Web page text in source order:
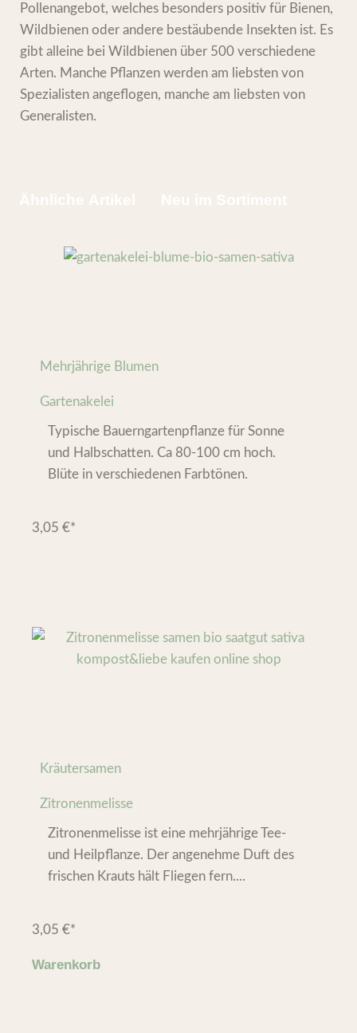
Pollenangebot, welches besonders positiv für Bienen,
Wildbienen oder andere bestäubende Insekten ist. Es
gibt alleine bei Wildbienen über 500 verschiedene
Arten. Manche Pflanzen werden am liebsten von
Spezialisten angeflogen, manche am liebsten von
Generalisten.
Mehrjährige Blumen
Gartenakelei
Typische Bauerngartenpflanze für Sonne
und Halbschatten. Ca 80-100 cm hoch.
Blüte in verschiedenen Farbtönen.
3,05 €*
Kräutersamen
Zitronenmelisse
Zitronenmelisse ist eine mehrjährige Tee-
und Heilpflanze. Der angenehme Duft des
frischen Krauts hält Fliegen fern....
3,05 €*
Warenkorb